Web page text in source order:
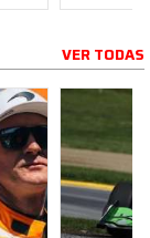
VER TODAS